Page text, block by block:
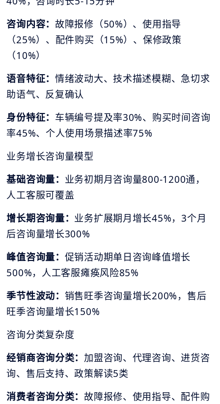
咨询内容：故障报修（50%）、使用指导
（25%）、配件购买（15%）、保修政策
（10%）
语音特征：情绪波动大、技术描述模糊、急切求
助语气、反复确认
身份特征： 车辆编号提及率30%、购买时间咨询
率45%、个人使用场景描述率75%
业务增长咨询量模型
基础咨询量： 业务初期月咨询量800-1200通，
人工客服可覆盖
增长期咨询量： 业务扩展期月增长45%，3个月
后咨询量增长300%
峰值咨询量： 促销活动期单日咨询峰值增长
500%，人工客服瘫痪风险85%
季节性波动： 销售旺季咨询量增长200%，售后
旺季咨询量增长150%
咨询分类复杂度
经销商咨询分类： 加盟咨询、代理咨询、进货咨
询、售后支持、政策解读5类
消费者咨询分类：故障报修、使用指导、配件购